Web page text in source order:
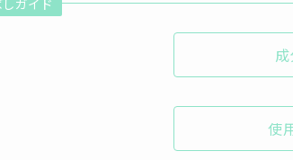
ガイド
使